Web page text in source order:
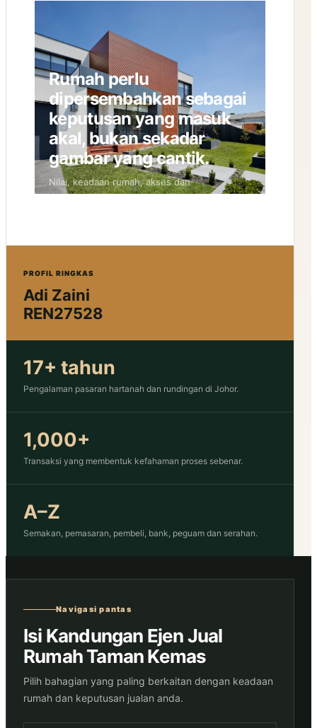
Rumah perlu
dipersembahkan sebagai
keputusan yang masuk
akal, bukan sekadar
gambar yang cantik.
Nilai, keadaan rumah, akses dan
kesiapsiagaan dokumen perlu bergerak
PROFIL RINGKAS
Adi Zaini
REN27528
17+ tahun
Pengalaman pasaran hartanah dan rundingan di Johor.
1,000+
Transaksi yang membentuk kefahaman proses sebenar.
A–Z
Semakan, pemasaran, pembeli, bank, peguam dan serahan.
Navigasi pantas
Isi Kandungan Ejen Jual
Rumah Taman Kemas
Pilih bahagian yang paling berkaitan dengan keadaan
rumah dan keputusan jualan anda.